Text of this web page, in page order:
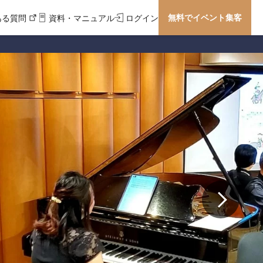
質問 資料・マニュアル ログイン 無料でイベント集客